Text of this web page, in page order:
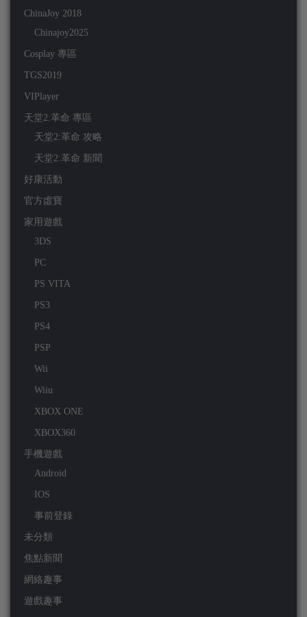
ChinaJoy 2018
Chinajoy2025
Cosplay 專區
TGS2019
VIPlayer
天堂2:革命 專區
天堂2:革命 攻略
天堂2:革命 新聞
好康活動
官方虛寶
家用遊戲
3DS
PC
PS VITA
PS3
PS4
PSP
Wii
Wiiu
XBOX ONE
XBOX360
手機遊戲
Android
IOS
事前登錄
未分類
焦點新聞
網絡趣事
遊戲趣事